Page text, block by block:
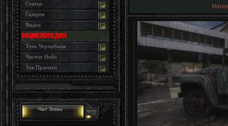
Статьи
Галерея
Видео
Тень Чернобыля
Чистое Небо
Зов Припяти
Чат Зоны